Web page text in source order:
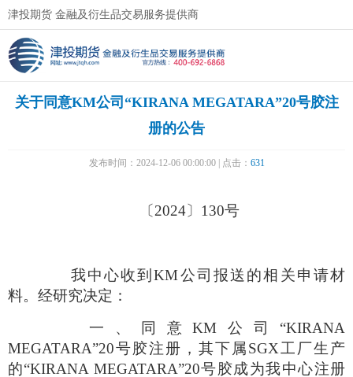
津投期货 金融及衍生品交易服务提供商
关于同意KM公司“KIRANA MEGATARA”20号胶注
册的公告
发布时间：2024-12-06 00:00:00 | 点击： 631
〔 2024〕 130号
我中心收到KM公司报送的相关申请材
料。经研究决定：
一、同意KM 公司 “KIRANA
MEGATARA”20号胶注册 ， 其下属SGX工厂生产
的“KIRANA MEGATARA”20号胶成为我中心注册